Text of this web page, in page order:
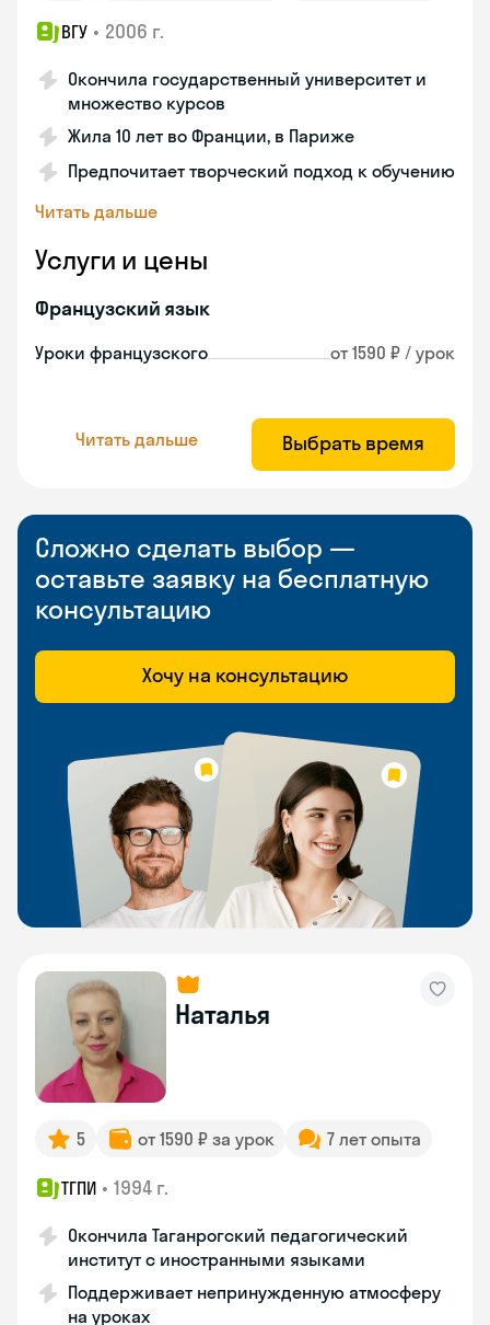
ВГУ • 2006 г.
Окончила государственный университет и
множество курсов
Жила 10 лет во Франции, в Париже
Предпочитает творческий подход к обучению
Читать дальше
Услуги и цены
Французский язык
Уроки французского от 1590 ₽ / урок
Читать дальше Выбрать время
Сложно сделать выбор —
оставьте заявку на бесплатную
консультацию
Хочу на консультацию
Наталья
5 от 1590 ₽ за урок 7 лет опыта
ТГПИ • 1994 г.
Окончила Таганрогский педагогический
институт с иностранными языками
Поддерживает непринужденную атмосферу
на уроках